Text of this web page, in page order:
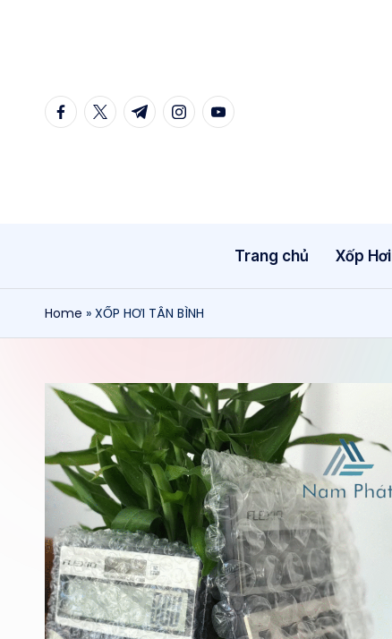
contentfacebook.com
twitter.com
t.me instagram.com
youtube.com
Trang chủ Xốp Hơi
Home » XỐP HƠI TÂN BÌNH